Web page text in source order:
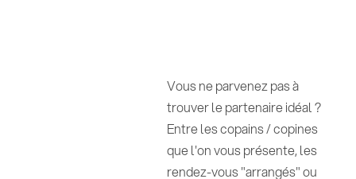
Vous ne parvenez pas à
trouver le partenaire idéal ?
Entre les copains / copines
que l'on vous présente, les
rendez-vous "arrangés" ou